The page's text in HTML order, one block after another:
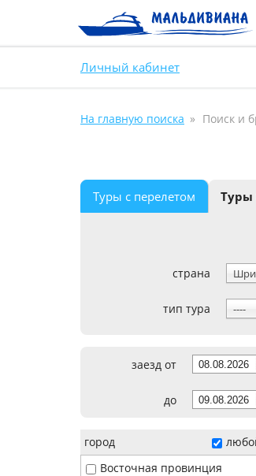
Личный кабинет
На главную поиска Поиск и
Туры с перелетом Туры
страна Шри
тип тура ----
заезд от
до
город
Восточная провинция